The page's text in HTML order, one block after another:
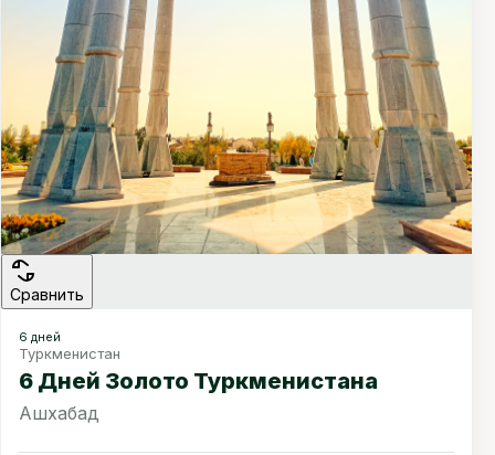
Сравнить
6 дней
Туркменистан
6 Дней Золото Туркменистана
Ашхабад